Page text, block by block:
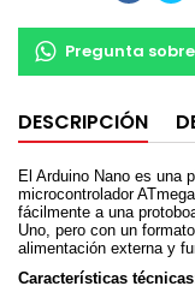
Pregunta
DESCRIPCIÓN
El Arduino Nano es una
microcontrolador
fácilmente a una
Uno, pero con un
alimentación externa y
Características